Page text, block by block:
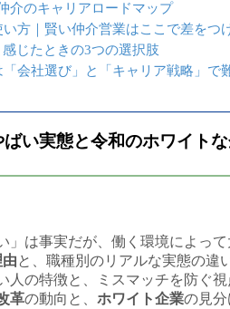
介のキャリアロードマップ
方｜賢い仲介営業はここで差をつ
じたときの3つの選択肢
会社選び」と「キャリア戦略」で
い実態と令和のホワイト
」は事実だが、働く環境によっ
と、職種別のリアルな実態の違
人の特徴と、ミスマッチを防ぐ視
革の動向と、 ホワイト企業の見